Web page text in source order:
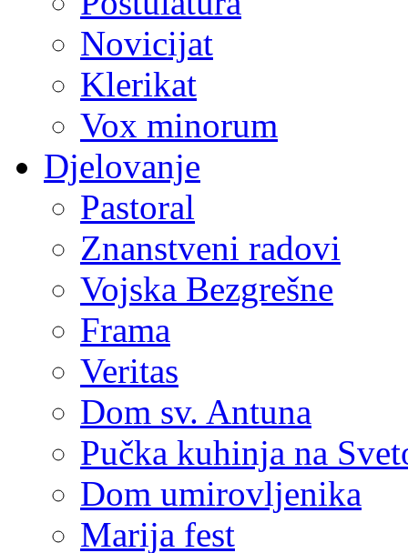
Novicijat
Klerikat
Vox minorum
Djelovanje
Pastoral
Znanstveni radovi
Vojska Bezgrešne
Frama
Veritas
Dom sv. Antuna
Pučka kuhinja na
Dom umirovljenika
Marija fest